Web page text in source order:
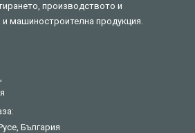
производството и
и машиностроителна продукция.
България